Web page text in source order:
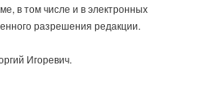
в том числе и в электронных
разрешения редакции.
Игоревич.